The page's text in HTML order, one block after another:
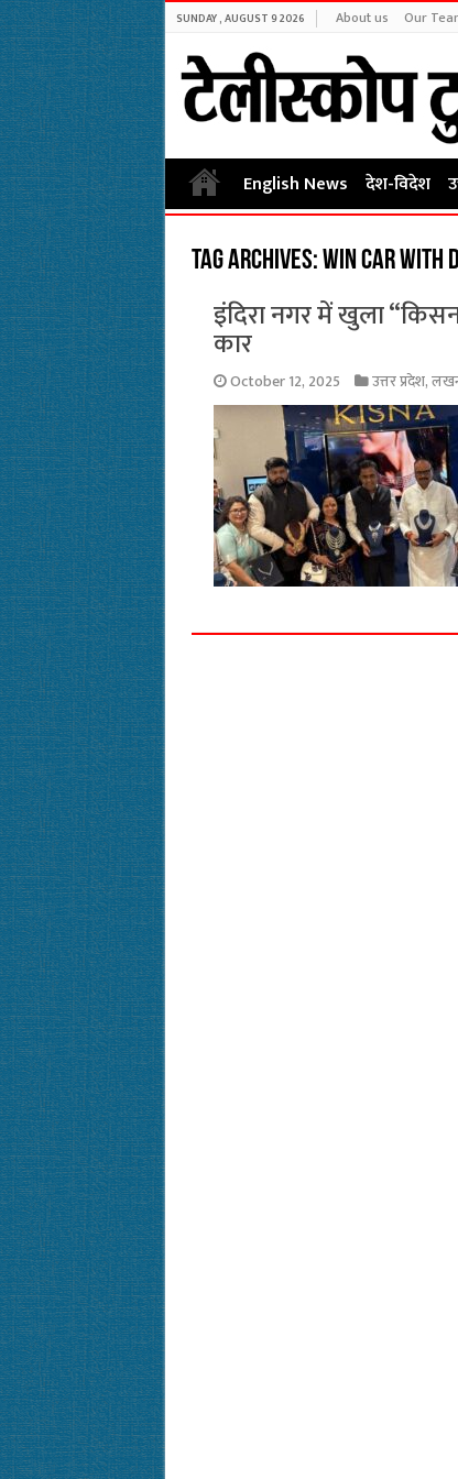
SUNDAY , AUGUST 9 2026 About us Our
English News देश-विदेश
Tag Archives:win car with
इंदिरा नगर में खुला
कार
October 12, 2025 उत्तर प्रदेश,